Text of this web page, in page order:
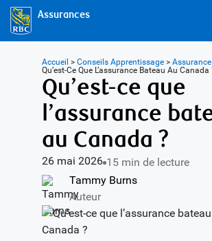
Assurances
Accueil > Conseils Apprentissage>
Qu’est-Ce Que L’assurance Bateau Au Canada
Qu’est-ce que
l’assurance
au Canada ?
26 mai 2026 15 min de lecture
Tammy Burns
Auteur